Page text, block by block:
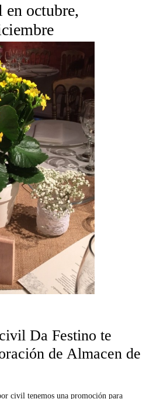
octubre,
Da Festino te
de Almacen de
civil tenemos una promoción para